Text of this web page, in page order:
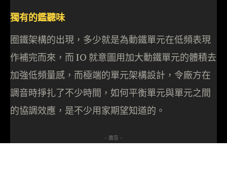
獨有的鑑聽味
圈鐵架構的出現，多少就是為動鐵單元在低頻表現
作補完而來，而 IO 就意圖用加大動鐵單元的體積去
加強低頻量感，而極端的單元架構設計，令廠方在
調音時掙扎了不少時間，如何平衡單元與單元之間
的協調效應，是不少用家期望知道的。
- 廣告 -